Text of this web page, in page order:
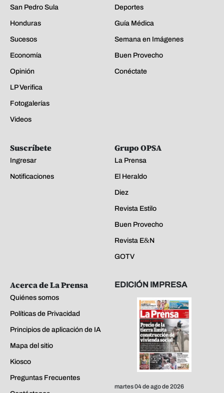
San Pedro Sula
Honduras
Sucesos
Economía
Opinión
LP Verifica
Fotogalerías
Videos
Deportes
Guía Médica
Semana en Imágenes
Buen Provecho
Conéctate
Suscríbete
Ingresar
Notificaciones
Grupo OPSA
La Prensa
El Heraldo
Diez
Revista Estilo
Buen Provecho
Revista E&N
GOTV
Acerca de La Prensa
Quiénes somos
Políticas de Privacidad
Principios de aplicación de IA
Mapa del sitio
Kiosco
Preguntas Frecuentes
EDICIÓN IMPRESA
martes 04 de ago de 2026